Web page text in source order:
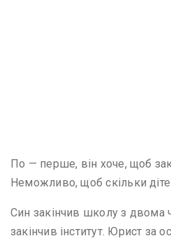
По — перше, він хоче, щоб
Неможливо, щоб скільки
Син закінчив школу з двома
закінчив інститут. Юрист за